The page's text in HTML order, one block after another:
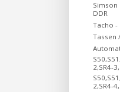
Simson
DDR
Tacho -
Tassen
2,SR4-
2,SR4-